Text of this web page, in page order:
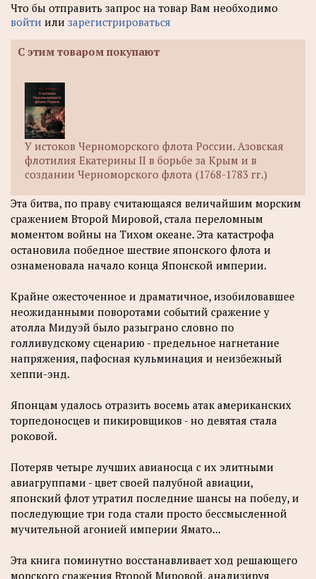
Что бы отправить запрос на товар Вам необходимо
войти или зарегистрироваться
С этим товаром покупают
У истоков Черноморского флота России. Азовская
флотилия Екатерины II в борьбе за Крым и в
создании Черноморского флота (1768-1783 гг.)
Эта битва, по праву считающаяся величайшим морским
сражением Второй Мировой, стала переломным
моментом войны на Тихом океане. Эта катастрофа
остановила победное шествие японского флота и
ознаменовала начало конца Японской империи.
Kpaйне ожесточенное и драматичное, изобиловавшее
неожиданными поворотами событий сражение у
атолла Мидуэй было разыграно словно по
голливудскому сценарию - предельное нагнетание
напряжения, пафосная кульминация и неизбежный
хеппи-энд.
Японцам удалось отразить восемь атак американских
торпедоносцев и пикировщиков - но девятая стала
роковой.
Потеряв четыре лучших авианосца с их элитными
авиагруппами - цвет своей палубной авиации,
японский флот утратил последние шансы на победу, и
последующие три года стали просто бессмысленной
мучительной агонией империи Ямато...
Эта книга поминутно восстанавливает ход решающего
морского сражения Второй Мировой, анализируя